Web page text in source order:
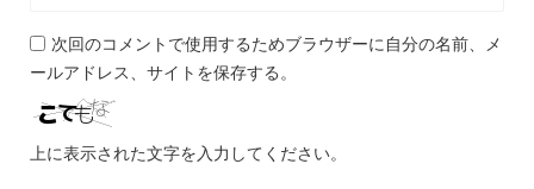
次回のコメントで使用するためブラウザーに自分の名前、メ
ールアドレス、サイトを保存する。
上に表示された文字を入力してください。